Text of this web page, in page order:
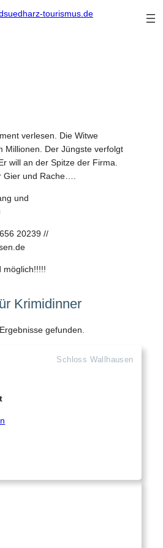
verlesen. Die Witwe
Millionen. Der Jüngste verfolgt
will an der Spitze der Firma.
Gier und Rache….
und
20239 //
möglich!!!!!
Krimidinner
gefunden.
Schloss Wallhausen